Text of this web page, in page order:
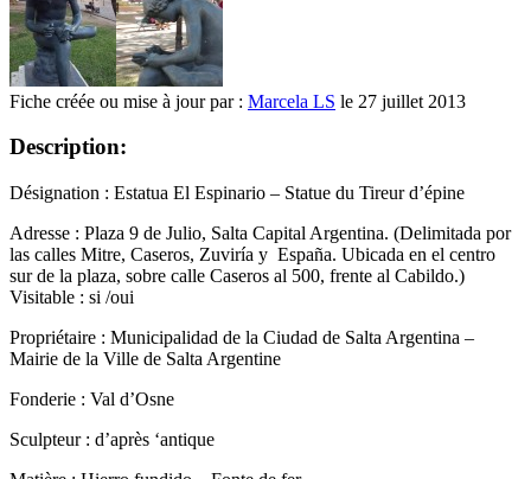
Fiche créée ou mise à jour par : Marcela LS le 27 juillet 2013
Description:
Désignation : Estatua El Espinario – Statue du Tireur d’épine
Adresse : Plaza 9 de Julio, Salta Capital Argentina. (Delimitada por
las calles Mitre, Caseros, Zuviría y España. Ubicada en el centro
sur de la plaza, sobre calle Caseros al 500, frente al Cabildo.)
Visitable : si /oui
Propriétaire : Municipalidad de la Ciudad de Salta Argentina –
Mairie de la Ville de Salta Argentine
Fonderie : Val d’Osne
Sculpteur : d’après ‘antique